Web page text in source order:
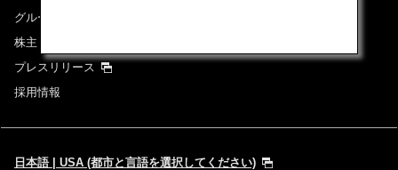
グループ企業一覧
株主・投資家情報
プレスリリース
採用情報
日本語 | USA (都市と言語を選択してください)